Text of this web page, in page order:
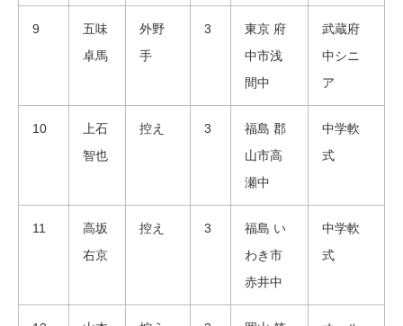
9
五味
卓馬
外野
手
3
東京 府
中市浅
間中
武蔵府
中シニ
ア
10
上石
智也
控え 3
福島 郡
山市高
瀬中
中学軟
式
11
高坂
右京
控え 3
福島 い
わき市
赤井中
中学軟
式